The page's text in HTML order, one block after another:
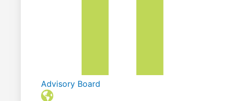
Advisory Board